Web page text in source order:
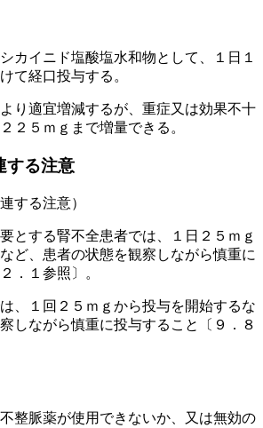
カイニド塩酸塩水和物として、１日１
て経口投与する。
り適宜増減するが、重症又は効果不十
２５ｍｇまで増量できる。
する注意
する注意）
とする腎不全患者では、１日２５ｍｇ
ど、患者の状態を観察しながら慎重に
．１参照〕。
、１回２５ｍｇから投与を開始するな
しながら慎重に投与すること〔９．８
整脈薬が使用できないか、又は無効の